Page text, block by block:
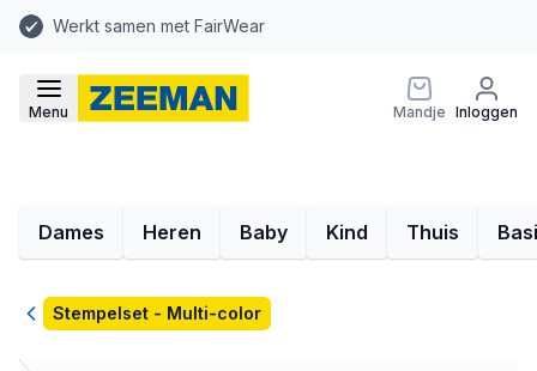
Werkt samen met FairWear
Menu Mandje Inloggen
Dames Heren Baby Kind Thuis
TerugStempelset - Multi-color